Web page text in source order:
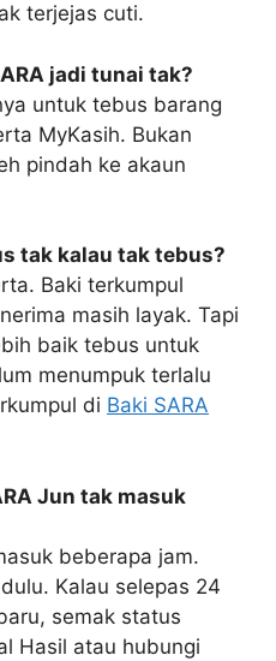
terjejas cuti.
jadi tunai tak?
untuk tebus barang
MyKasih. Bukan
pindah ke akaun
tak kalau tak tebus?
Baki terkumpul
masih layak. Tapi
baik tebus untuk
menumpuk terlalu
di Baki SARA
Jun tak masuk
beberapa jam.
Kalau selepas 24
semak status
Hasil atau hubungi